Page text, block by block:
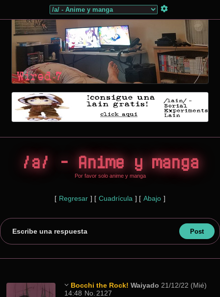
/a/ - Anime y manga
Por favor solo anime y manga
[ Regresar ] [ Cuadrícula ] [ Abajo ]
Escribe una respuesta
Bocchi the Rock! Waiyado 21/12/22 (Mié)
14:48 No. 2127